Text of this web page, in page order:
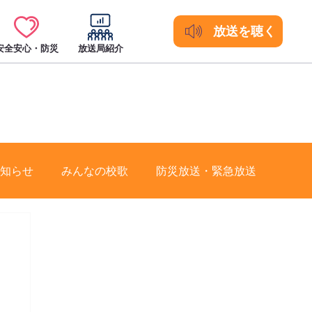
全安心・防災 放送局紹介
放送を聴く
らせ みんなの校歌 防災放送・緊急放送